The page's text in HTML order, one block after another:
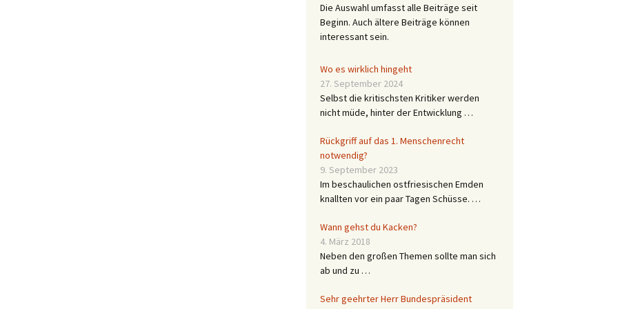
Die Auswahl umfasst alle Beiträge seit
Beginn. Auch ältere Beiträge können
interessant sein.
Wo es wirklich hingeht
27. September 2024
Selbst die kritischsten Kritiker werden
nicht müde, hinter der Entwicklung …
Rückgriff auf das 1. Menschenrecht
notwendig?
9. September 2023
Im beschaulichen ostfriesischen Emden
knallten vor ein paar Tagen Schüsse. …
Wann gehst du Kacken?
4. März 2018
Neben den großen Themen sollte man sich
ab und zu …
Sehr geehrter Herr Bundespräsident